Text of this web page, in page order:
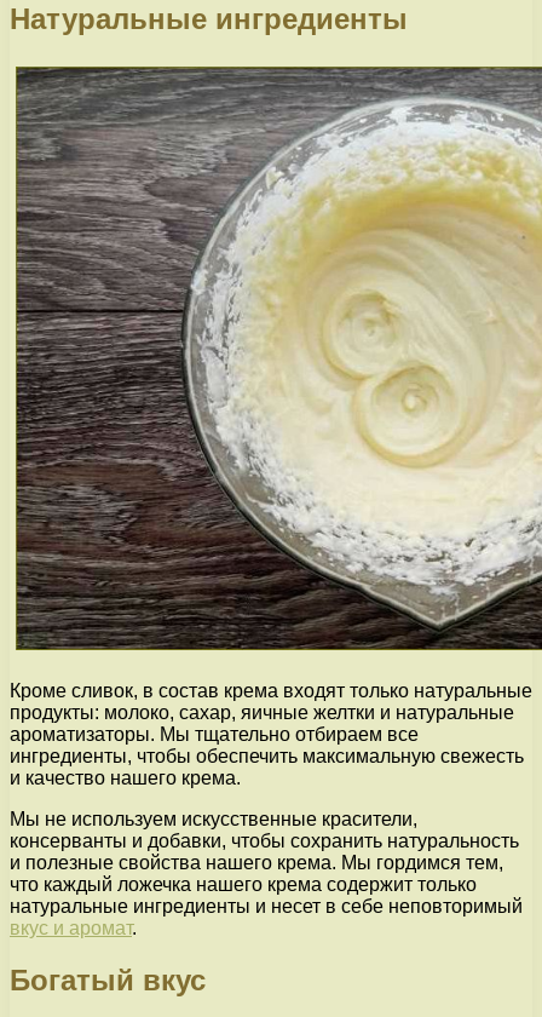
Натуральные ингредиенты
Кроме сливок, в состав крема входят только натуральные
продукты: молоко, сахар, яичные желтки и натуральные
ароматизаторы. Мы тщательно отбираем все
ингредиенты, чтобы обеспечить максимальную свежесть
и качество нашего крема.
Мы не используем искусственные красители,
консерванты и добавки, чтобы сохранить натуральность
и полезные свойства нашего крема. Мы гордимся тем,
что каждый ложечка нашего крема содержит только
натуральные ингредиенты и несет в себе неповторимый
вкус и аромат.
Богатый вкус